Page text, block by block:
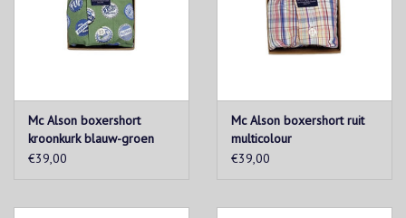
Mc Alson boxershort
kroonkurk blauw-groen
€39,00
Mc Alson boxershort ruit
multicolour
€39,00